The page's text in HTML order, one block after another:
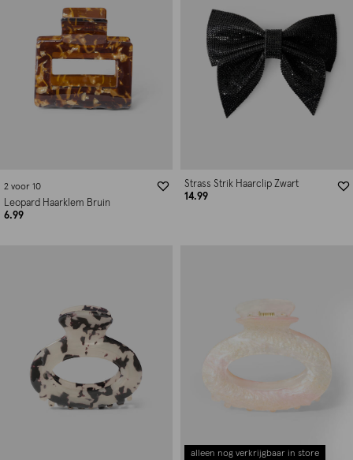
2 voor 10
Leopard Haarklem Bruin
6.99
Strass Strik Haarclip Zwart
14.99
alleen nog verkrijgbaar in store